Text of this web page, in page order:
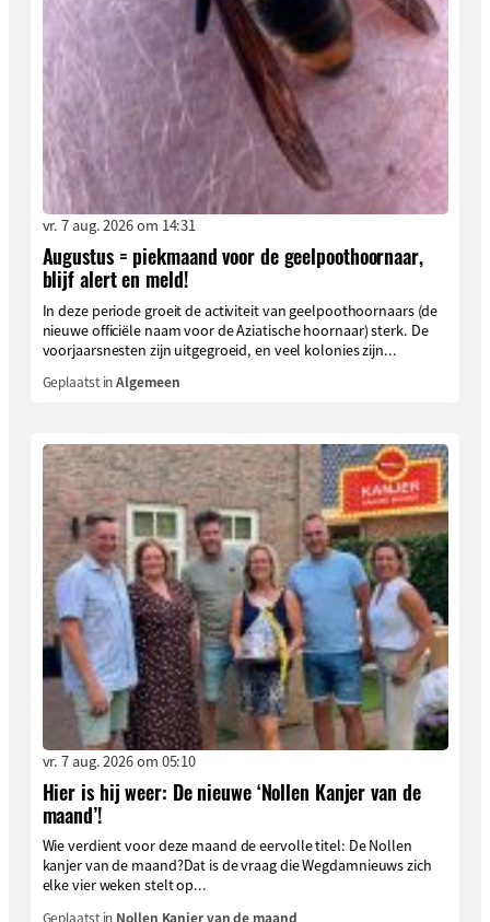
vr. 7 aug. 2026 om 14:31
Augustus = piekmaand voor de geelpoothoornaar,
blijf alert en meld!
In deze periode groeit de activiteit van geelpoothoornaars (de
nieuwe officiële naam voor de Aziatische hoornaar) sterk. De
voorjaarsnesten zijn uitgegroeid, en veel kolonies zijn...
Geplaatst inAlgemeen
vr. 7 aug. 2026 om 05:10
Hier is hij weer: De nieuwe ‘Nollen Kanjer van de
maand’!
Wie verdient voor deze maand de eervolle titel: De Nollen
kanjer van de maand?Dat is de vraag die Wegdamnieuws zich
elke vier weken stelt op...
Geplaatst in Nollen Kanjer van de maand